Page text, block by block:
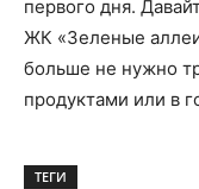
первого дня.
ЖК «Зеленые
больше не нужно
продуктами или в
ТЕГИ